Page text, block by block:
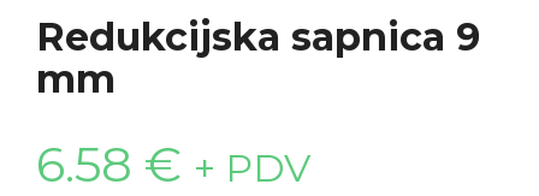
Redukcijska sapnica 9
mm
6.58 € + PDV